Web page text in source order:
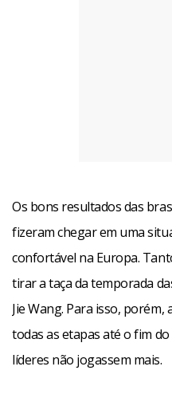
Os bons resultados das
fizeram chegar em uma
confortável na Europa.
tirar a taça da temporada
Jie Wang. Para isso,
todas as etapas até o fim
líderes não jogassem mais.